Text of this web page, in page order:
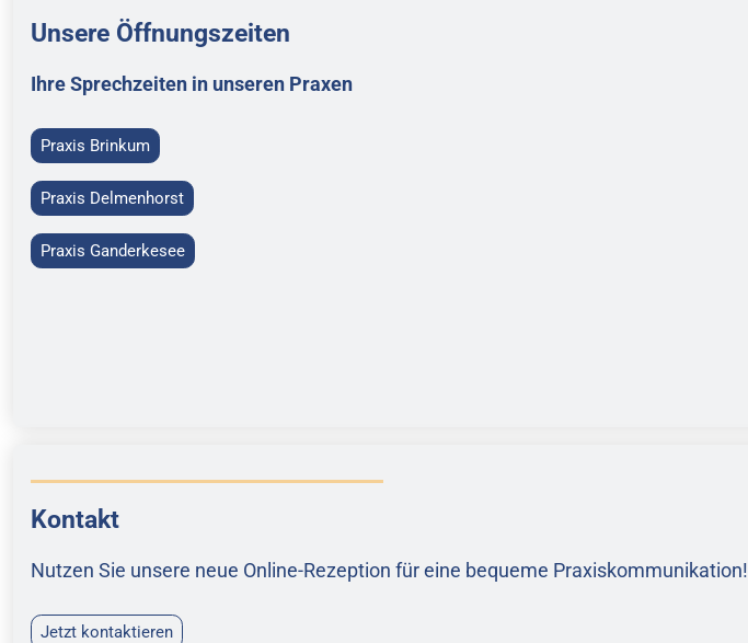
Unsere Öffnungszeiten
Ihre Sprechzeiten in unseren Praxen
Praxis Brinkum
Praxis Delmenhorst
Praxis Ganderkesee
Kontakt
Nutzen Sie unsere neue Online-Rezeption für eine bequeme Praxiskommunikation!
Jetzt kontaktieren